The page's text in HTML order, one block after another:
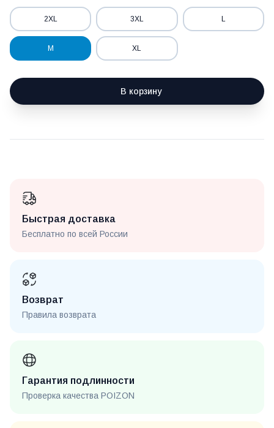
2XL 3XL L
M XL
В корзину
Быстрая доставка
Бесплатно по всей России
Возврат
Правила возврата
Гарантия подлинности
Проверка качества POIZON